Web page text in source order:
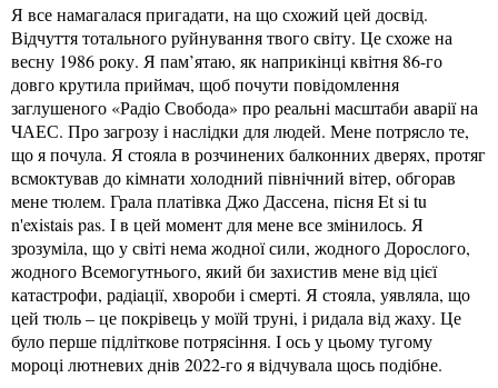
Я все намагалася пригадати, на що схожий цей досвід.
Відчуття тотального руйнування твого світу. Це схоже на
весну 1986 року. Я пам’ятаю, як наприкінці квітня 86-го
довго крутила приймач, щоб почути повідомлення
заглушеного «Радіо Свобода» про реальні масштаби аварії на
ЧАЕС. Про загрозу і наслідки для людей. Мене потрясло те,
що я почула. Я стояла в розчинених балконних дверях, протяг
всмоктував до кімнати холодний північний вітер, обгорав
мене тюлем. Грала платівка Джо Дассена, пісня Et si tu
n'existais pas. І в цей момент для мене все змінилось. Я
зрозуміла, що у світі нема жодної сили, жодного Дорослого,
жодного Всемогутнього, який би захистив мене від цієї
катастрофи, радіації, хвороби і смерті. Я стояла, уявляла, що
цей тюль – це покрівець у моїй труні, і ридала від жаху. Це
було перше підліткове потрясіння. І ось у цьому тугому
мороці лютневих днів 2022-го я відчувала щось подібне.